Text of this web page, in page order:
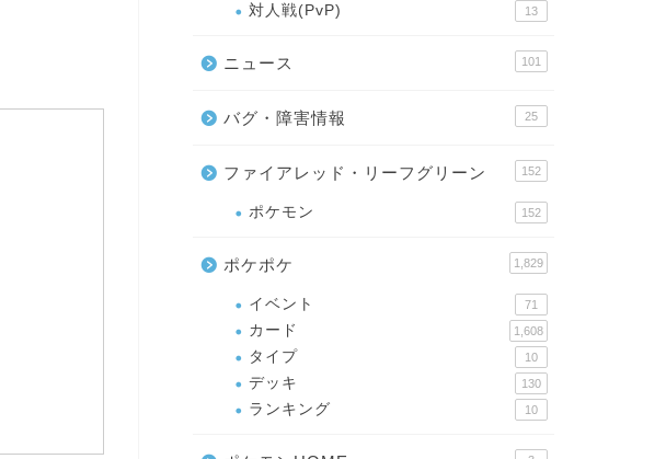
対人戦(PvP) 13
ニュース 101
バグ・障害情報 25
ファイアレッド・リーフグリーン 152
ポケモン 152
ポケポケ 1,829
イベント 71
カード 1,608
タイプ 10
デッキ 130
ランキング 10